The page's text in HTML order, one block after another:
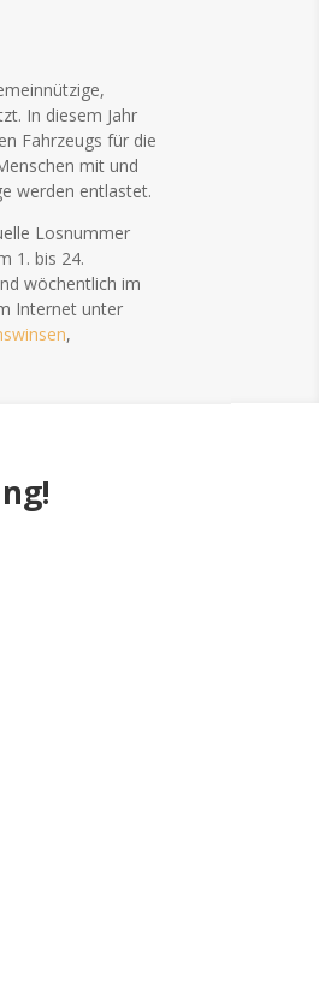
In diesem Jahr
Fahrzeugs für die
mit und
werden entlastet.
Losnummer
1. bis 24.
wöchentlich im
Internet unter
,